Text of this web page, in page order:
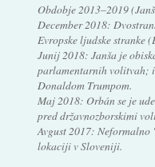
Obdobje 2013–2019
December 2018:
Evropske ljudske stranke
Junij 2018: Janša je
parlamentarnih volitvah;
Donaldom Trumpom.
Maj 2018: Orbán se je
pred državnozborskimi
Avgust 2017:
lokaciji v Sloveniji.